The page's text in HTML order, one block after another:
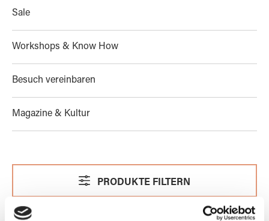
Sale
Workshops & Know How
Besuch vereinbaren
Magazine & Kultur
PRODUKTE FILTERN